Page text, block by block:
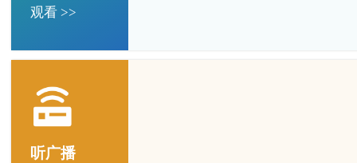
观看 >>
听广播